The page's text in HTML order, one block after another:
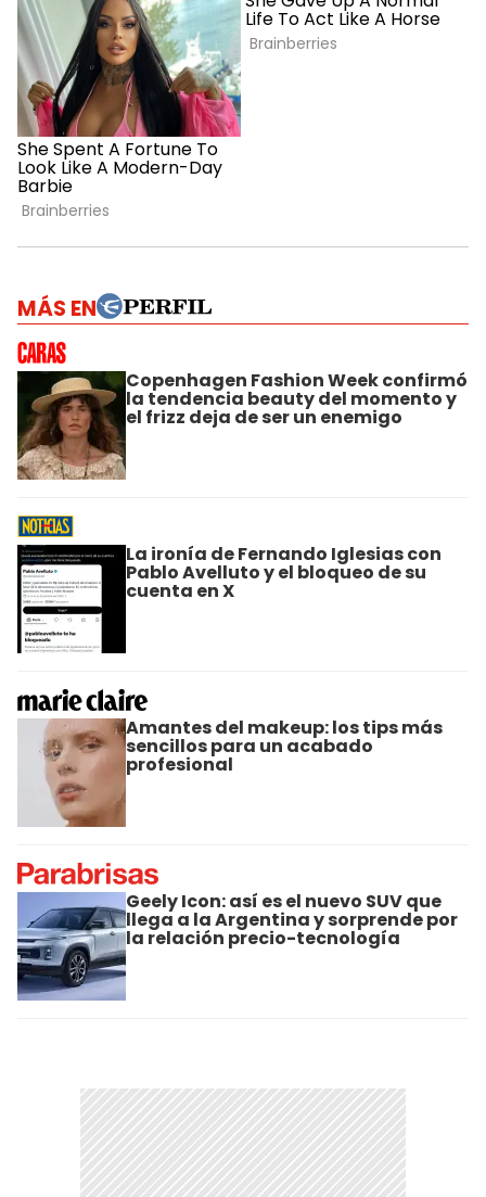
MÁS EN
Copenhagen Fashion Week confirmó
la tendencia beauty del momento y
el frizz deja de ser un enemigo
La ironía de Fernando Iglesias con
Pablo Avelluto y el bloqueo de su
cuenta en X
Amantes del makeup: los tips más
sencillos para un acabado
profesional
Geely Icon: así es el nuevo SUV que
llega a la Argentina y sorprende por
la relación precio-tecnología